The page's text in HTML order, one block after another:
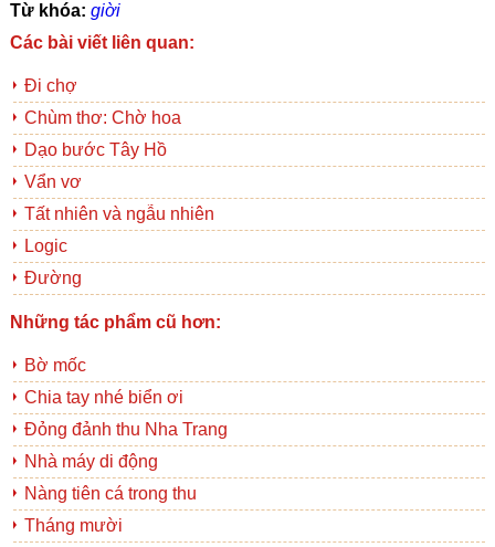
Từ khóa: giời
Các bài viết liên quan:
Đi chợ
Chùm thơ: Chờ hoa
Dạo bước Tây Hồ
Vẩn vơ
Tất nhiên và ngẫu nhiên
Logic
Đường
Những tác phẩm cũ hơn:
Bờ mốc
Chia tay nhé biển ơi
Đỏng đảnh thu Nha Trang
Nhà máy di động
Nàng tiên cá trong thu
Tháng mười